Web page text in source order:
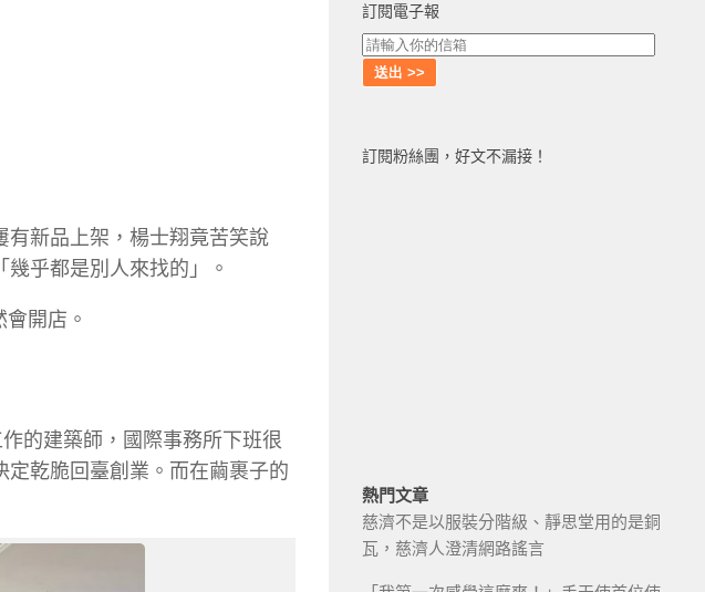
有新品上架，楊士翔竟苦笑說
乎都是別人來找的」。
會開店。
的建築師，國際事務所下班很
乾脆回臺創業。而在繭裹子的
訂閱電子報
訂閱粉絲團，好文不漏接！
熱門文章
慈濟不是以服裝分階級、靜思堂用的是銅
瓦，慈濟人澄清網路謠言